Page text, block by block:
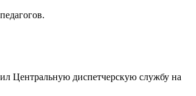
Центральную диспетчерскую службу на